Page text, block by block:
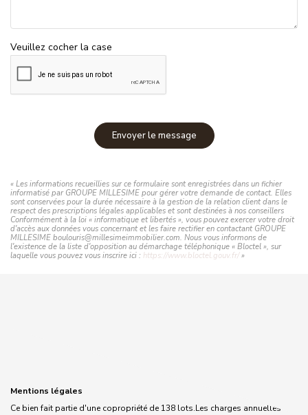
Veuillez cocher la case
Envoyer le message
« Les informations recueillies sur ce formulaire sont enregistrées dans un fichier
informatisé par GROUPE MILLESIME pour gérer votre demande de contact. Elles
sont conservées pour la durée nécessaire à la gestion de la relation client dans le
respect des prescriptions légales applicables et sont destinées à nos conseillers
Conformément à la loi « informatique et libertés », vous pouvez exercer votre droit
d'accès aux données vous concernant et les faire rectifier en contactant GROUPE
MILLESIME boulouris@millesimeimmobilier.com. Nous vous informons de
l'existence de la liste d'opposition au démarchage téléphonique « Bloctel », sur
laquelle vous pouvez vous inscrire ici : https://www.bloctel.gouv.fr/»
Mentions légales
Ce bien fait partie d'une copropriété de 138 lots.Les charges annuelles